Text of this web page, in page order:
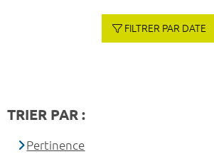
FILTRER PAR DATE
TRIER PAR :
Pertinence